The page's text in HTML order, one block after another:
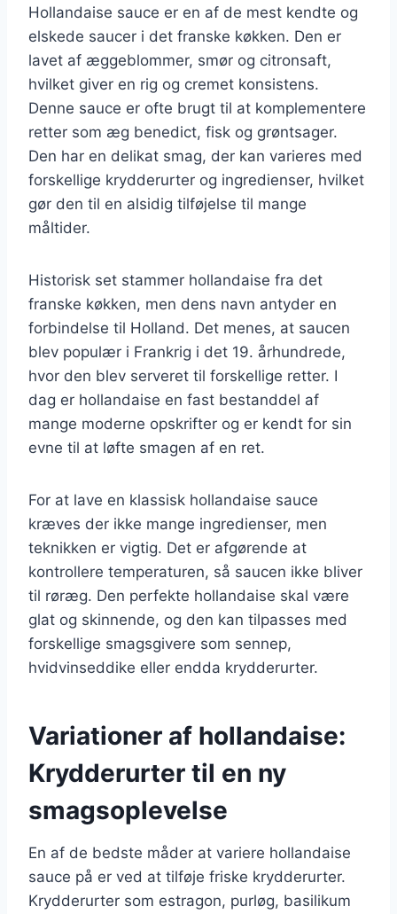
Hollandaise sauce er en af de mest kendte og
elskede saucer i det franske køkken. Den er
lavet af æggeblommer, smør og citronsaft,
hvilket giver en rig og cremet konsistens.
Denne sauce er ofte brugt til at komplementere
retter som æg benedict, fisk og grøntsager.
Den har en delikat smag, der kan varieres med
forskellige krydderurter og ingredienser, hvilket
gør den til en alsidig tilføjelse til mange
måltider.
Historisk set stammer hollandaise fra det
franske køkken, men dens navn antyder en
forbindelse til Holland. Det menes, at saucen
blev populær i Frankrig i det 19. århundrede,
hvor den blev serveret til forskellige retter. I
dag er hollandaise en fast bestanddel af
mange moderne opskrifter og er kendt for sin
evne til at løfte smagen af en ret.
For at lave en klassisk hollandaise sauce
kræves der ikke mange ingredienser, men
teknikken er vigtig. Det er afgørende at
kontrollere temperaturen, så saucen ikke bliver
til røræg. Den perfekte hollandaise skal være
glat og skinnende, og den kan tilpasses med
forskellige smagsgivere som sennep,
hvidvinseddike eller endda krydderurter.
Variationer af hollandaise:
Krydderurter til en ny
smagsoplevelse
En af de bedste måder at variere hollandaise
sauce på er ved at tilføje friske krydderurter.
Krydderurter som estragon, purløg, basilikum